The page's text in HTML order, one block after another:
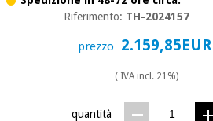
Riferimento: TH-2024157
prezzo 2.159,85EUR
( IVA incl. 21%)
quantità